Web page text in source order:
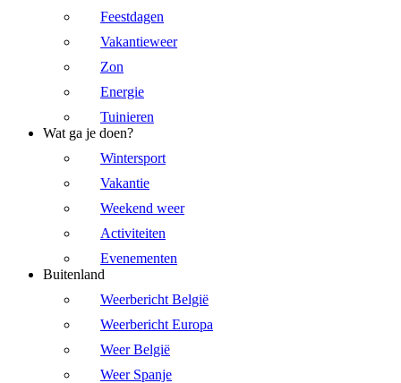
Feestdagen
Vakantieweer
Zon
Energie
Tuinieren
Wat ga je doen?
Wintersport
Vakantie
Weekend weer
Activiteiten
Evenementen
Buitenland
Weerbericht België
Weerbericht Europa
Weer België
Weer Spanje